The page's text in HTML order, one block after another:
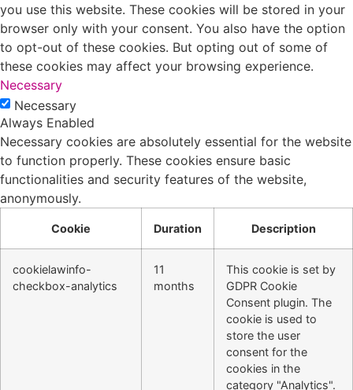
you use this website. These cookies will be stored in your
browser only with your consent. You also have the option
to opt-out of these cookies. But opting out of some of
these cookies may affect your browsing experience.
Necessary
Necessary
Always Enabled
Necessary cookies are absolutely essential for the website
to function properly. These cookies ensure basic
functionalities and security features of the website,
anonymously.
Cookie Duration Description
cookielawinfo-
checkbox-analytics
11
months
This cookie is set by
GDPR Cookie
Consent plugin. The
cookie is used to
store the user
consent for the
cookies in the
category "Analytics".